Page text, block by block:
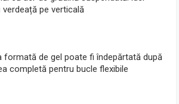
verdeață pe verticală
formată de gel poate fi îndepărtată după
completă pentru bucle flexibile